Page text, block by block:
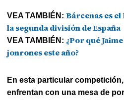
VEA TAMBIÉN:Bárcenas es
la segunda división de España
VEA TAMBIÉN: ¿Por qué
jonrones este año?
En esta particular
enfrentan con una mesa de